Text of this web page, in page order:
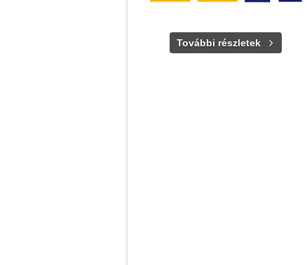
További részletek